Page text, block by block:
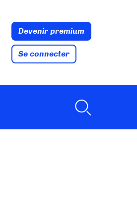
Devenir premium
Se connecter